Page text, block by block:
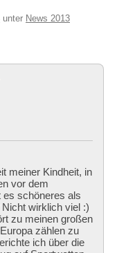
unter News 2013
meiner Kindheit, in
vor dem
es schöneres als
wirklich viel :)
zu meinen großen
zählen zu
ich über die